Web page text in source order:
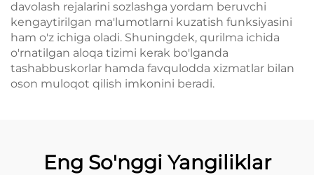
davolash rejalarini sozlashga yordam beruvchi
kengaytirilgan ma'lumotlarni kuzatish funksiyasini
ham o'z ichiga oladi. Shuningdek, qurilma ichida
o'rnatilgan aloqa tizimi kerak bo'lganda
tashabbuskorlar hamda favqulodda xizmatlar bilan
oson muloqot qilish imkonini beradi.
Eng So'nggi Yangiliklar